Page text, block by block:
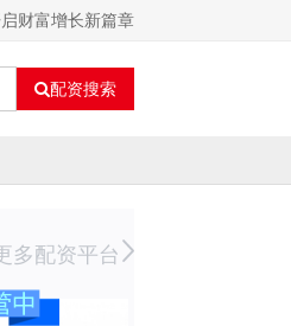
财富增长新篇章
配资搜索
多配资平台